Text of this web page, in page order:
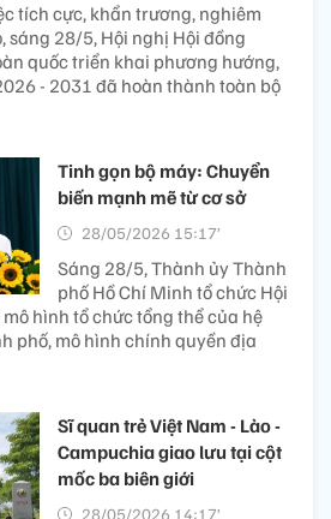
tích cực, khẩn trương, nghiêm
sáng 28/5, Hội nghị Hội đồng
quốc triển khai phương hướng,
- 2031 đã hoàn thành toàn bộ
Tinh gọn bộ máy: Chuyển
biến mạnh mẽ từ cơ sở
28/05/2026 15:17’
Sáng 28/5, Thành ủy Thành
phố Hồ Chí Minh tổ chức Hội
hình tổ chức tổng thể của hệ
phố, mô hình chính quyền địa
Sĩ quan trẻ Việt Nam - Lào -
Campuchia giao lưu tại cột
mốc ba biên giới
28/05/2026 14:17’